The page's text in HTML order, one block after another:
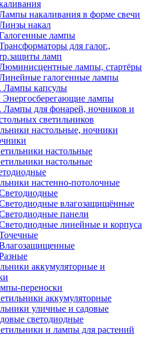
накаливания в форме свечи
накал
лампы
для галог.,
ламп
лампы, стартёры
галогенные лампы
Лампы капсулы
Энергосберегающие лампы
Лампы для фонарей, ночников и
светильников
настольные, ночники
настольные
настольные
настенно-потолочные
влагозащищённые
панели
линейные и корпуса
аккумуляторные и
переноски
аккумуляторные
уличные и садовые
светодиодные
и лампы для растений